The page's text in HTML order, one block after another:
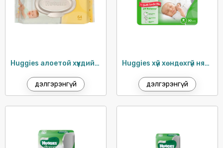
PRONTO
RAID
SENSODYNE
SPLAT
SUNLIGHT
SURF
TOILET DUCK
Huggies алоетой хүүхдийн салфетка / 64ш
дэлгэрэнгүй
Huggies хүй хөндөхгүй нярайн живх (4кг хүртэл) / 30ш
дэлгэрэнгүй